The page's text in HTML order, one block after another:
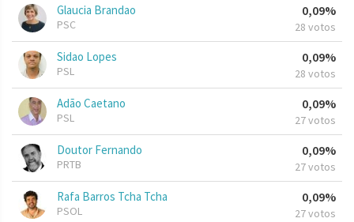
Glaucia Brandao
PSC
0,09%
28 votos
Sidao Lopes
PSL
0,09%
28 votos
Adão Caetano
PSL
0,09%
27 votos
Doutor Fernando
PRTB
0,09%
27 votos
Rafa Barros Tcha Tcha
PSOL
0,09%
27 votos